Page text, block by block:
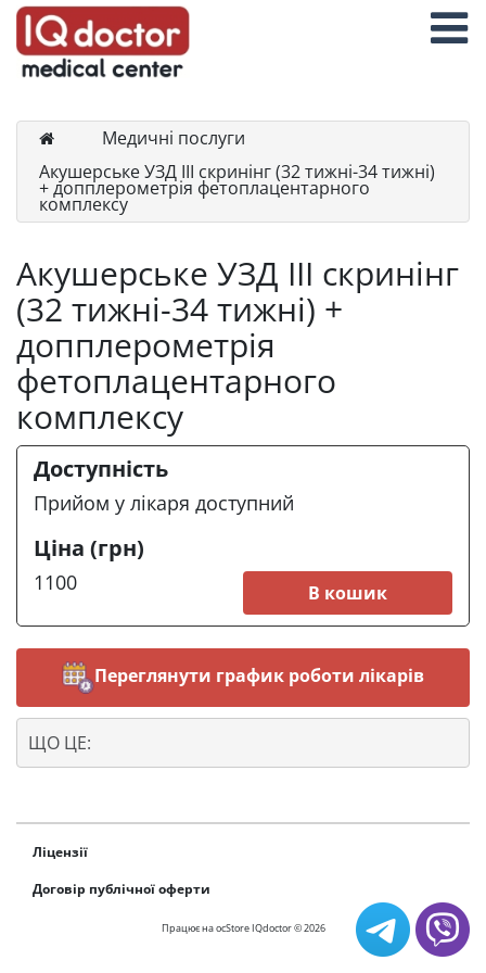
Медичні послуги
Акушерське УЗД III скринінг (32 тижні-34 тижні)
+ допплерометрія фетоплацентарного
комплексу
Акушерське УЗД III скринінг
(32 тижні-34 тижні) +
допплерометрія
фетоплацентарного
комплексу
Доступність
Прийом у лікаря доступний
Ціна (грн)
1100 В кошик
Переглянути график роботи лікарів
ЩО ЦЕ:
Ліцензії
Договір публічної оферти
Працює наocStoreIQdoctor © 2026